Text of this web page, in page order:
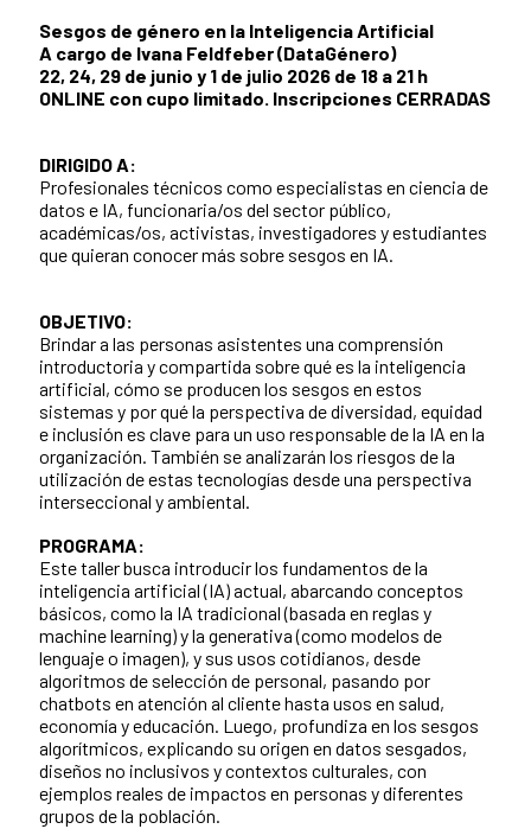
Sesgos de género en la Inteligencia Artificial
A cargo de Ivana Feldfeber (DataGénero)
22, 24, 29 de junio y 1 de julio 2026 de 18 a 21 h
ONLINE con cupo limitado. Inscripciones CERRADAS
DIRIGIDO A:
Profesionales técnicos como especialistas en ciencia de
datos e IA, funcionaria/os del sector público,
académicas/os, activistas, investigadores y estudiantes
que quieran conocer más sobre sesgos en IA.
OBJETIVO:
Brindar a las personas asistentes una comprensión
introductoria y compartida sobre qué es la inteligencia
artificial, cómo se producen los sesgos en estos
sistemas y por qué la perspectiva de diversidad, equidad
e inclusión es clave para un uso responsable de la IA en la
organización. También se analizarán los riesgos de la
utilización de estas tecnologías desde una perspectiva
interseccional y ambiental.
PROGRAMA:
Este taller busca introducir los fundamentos de la
inteligencia artificial (IA) actual, abarcando conceptos
básicos, como la IA tradicional (basada en reglas y
machine learning) y la generativa (como modelos de
lenguaje o imagen), y sus usos cotidianos, desde
algoritmos de selección de personal, pasando por
chatbots en atención al cliente hasta usos en salud,
economía y educación. Luego, profundiza en los sesgos
algorítmicos, explicando su origen en datos sesgados,
diseños no inclusivos y contextos culturales, con
ejemplos reales de impactos en personas y diferentes
grupos de la población.